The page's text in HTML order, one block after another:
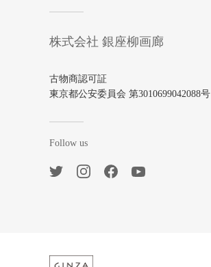
株式会社 銀座柳画廊
古物商認可証
東京都公安委員会 第3010699042088号
Follow us